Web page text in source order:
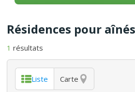
Résidences pour
1 résultats
Liste Carte